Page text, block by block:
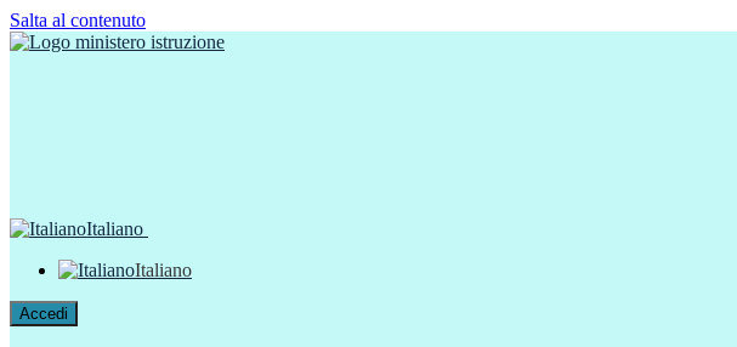
Salta al contenuto
Italiano
Italiano
Accedi